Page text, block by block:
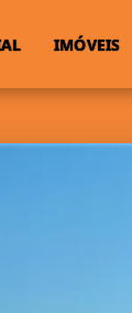
IMÓVEIS